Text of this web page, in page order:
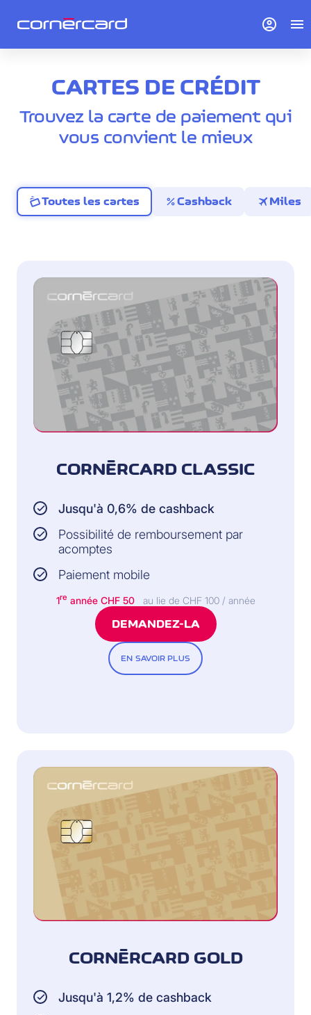
CARTES DE CRÉDIT
Trouvez la carte de paiement qui
vous convient le mieux
Toutes les cartes percentCashback travel Miles
CORNÈRCARD CLASSIC
Jusqu'à 0,6% de cashback
Possibilité de remboursement par
acomptes
Paiement mobile
1re année CHF 50 au lie de CHF 100 / année
DEMANDEZ-LA
EN SAVOIR PLUS
CORNÈRCARD GOLD
Jusqu'à 1,2% de cashback
account_circle menu